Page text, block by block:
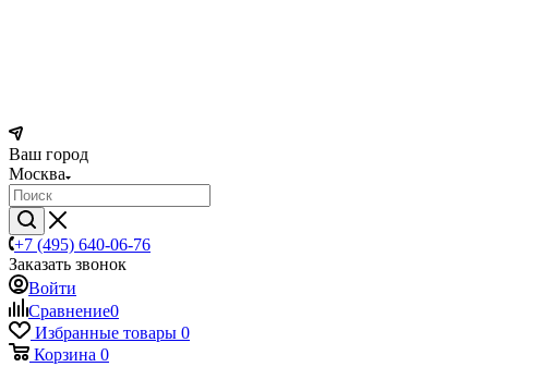
Ваш город
Москва
+7 (495) 640-06-76
Заказать звонок
Войти
Сравнение0
Избранные товары 0
Корзина 0